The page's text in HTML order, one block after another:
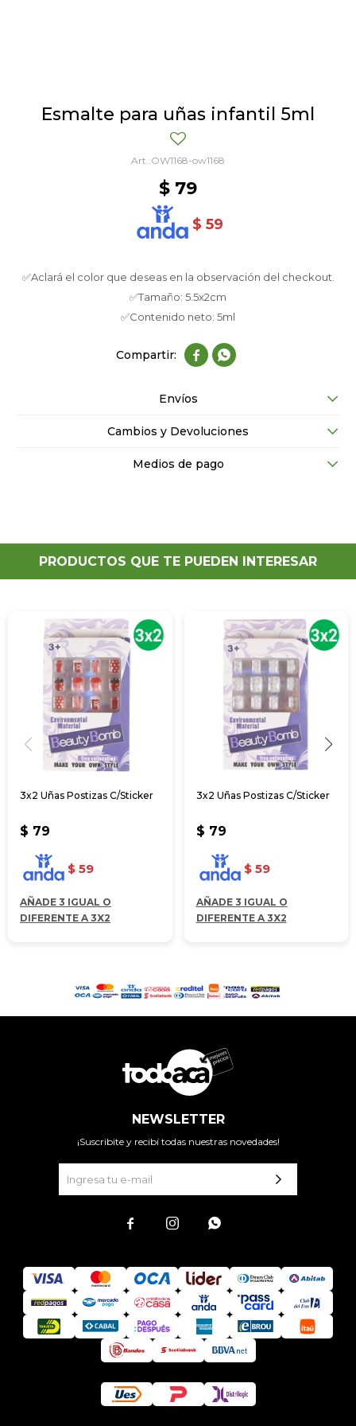
Esmalte para uñas infantil 5ml
OW1168-ow1168
$ 79
$ 59
✅Aclará el color que deseas en la observación del checkout.
✅Tamaño: 5.5x2cm
✅Contenido neto: 5ml
 
Envíos
Cambios y Devoluciones
Medios de pago
PRODUCTOS QUE TE PUEDEN INTERESAR
3x2 Uñas Postizas C/Sticker
$ 79
$ 59
AÑADE 3 IGUAL O
DIFERENTE A 3X2
3x2 Uñas Postizas C/Sticker
$ 79
$ 59
AÑADE 3 IGUAL O
DIFERENTE A 3X2
NEWSLETTER
¡Suscribite y recibí todas nuestras novedades!
  